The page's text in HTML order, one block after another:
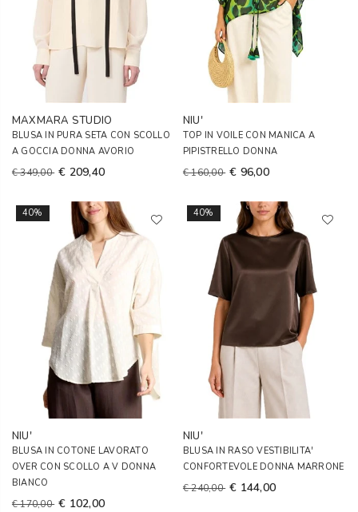
MAXMARA STUDIO
BLUSA IN PURA SETA CON SCOLLO
A GOCCIA DONNA AVORIO
€ 349,00 € 209,40
NIU'
TOP IN VOILE CON MANICA A
PIPISTRELLO DONNA
€ 160,00 € 96,00
40%
NIU'
BLUSA IN COTONE LAVORATO
OVER CON SCOLLO A V DONNA
BIANCO
€ 170,00 € 102,00
40%
NIU'
BLUSA IN RASO VESTIBILITA'
CONFORTEVOLE DONNA MARRONE
€ 240,00 € 144,00